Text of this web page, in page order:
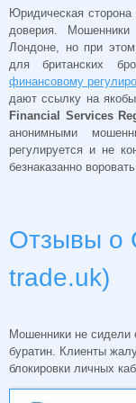
Юридическая сторона
доверия.
Лондоне, но при
для британских
финансовому
дают ссылку на
Financial Services
анонимными
регулируется и не
безнаказанно
Отзывы о
trade.uk)
Мошенники не сидели
буратин. Клиенты
блокировки личных